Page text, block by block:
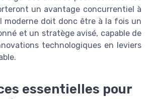
un avantage concurrentiel à
moderne doit donc être à la fois un
et un stratège avisé, capable de
technologiques en leviers
essentielles pour